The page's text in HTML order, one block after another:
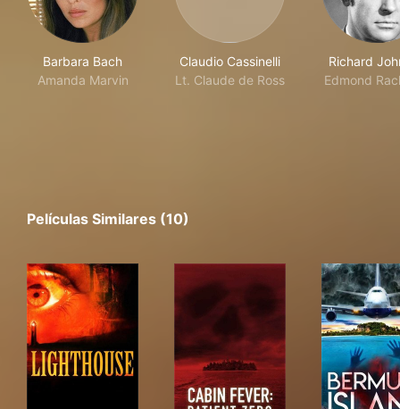
Barbara Bach
Amanda Marvin
Claudio Cassinelli
Lt. Claude de Ross
Richard
Edmond
Películas Similares (10)